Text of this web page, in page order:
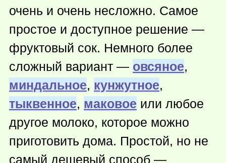
очень и очень несложно. Самое
простое и доступное решение —
фруктовый сок. Немного более
сложный вариант — овсяное,
миндальное, кунжутное,
тыквенное, маковое или любое
другое молоко, которое можно
приготовить дома. Простой, но не
самый дешевый способ —